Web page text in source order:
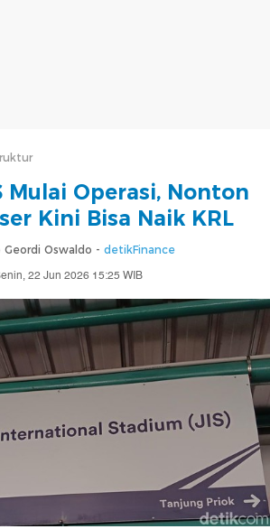
Mulai Operasi, Nonton
Kini Bisa Naik KRL
Geordi Oswaldo - detikFinance
22 Jun 2026 15:25 WIB